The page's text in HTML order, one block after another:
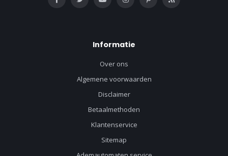
Informatie
Over ons
Algemene voorwaarden
Disclaimer
Betaalmethoden
Klantenservice
Sitemap